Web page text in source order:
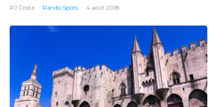
PJ Costa · Rando Spots · 4 août 2018